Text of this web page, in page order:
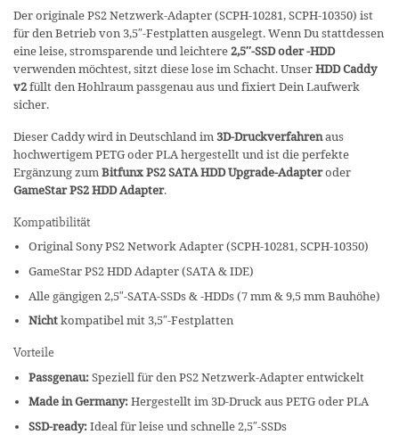
Der originale PS2 Netzwerk-Adapter (SCPH-10281, SCPH-10350) ist
für den Betrieb von 3,5″-Festplatten ausgelegt. Wenn Du stattdessen
eine leise, stromsparende und leichtere2,5″-SSD oder -HDD
verwenden möchtest, sitzt diese lose im Schacht. UnserHDD Caddy
v2füllt den Hohlraum passgenau aus und fixiert Dein Laufwerk
sicher.
Dieser Caddy wird in Deutschland im 3D-Druckverfahrenaus
hochwertigem PETG oder PLA hergestellt und ist die perfekte
Ergänzung zum Bitfunx PS2 SATA HDD Upgrade-Adapteroder
GameStar PS2 HDD Adapter.
Kompatibilität
Original Sony PS2 Network Adapter (SCPH-10281, SCPH-10350)
GameStar PS2 HDD Adapter (SATA & IDE)
Alle gängigen 2,5″-SATA-SSDs & -HDDs (7 mm & 9,5 mm Bauhöhe)
Nichtkompatibel mit 3,5″-Festplatten
Vorteile
Passgenau:Speziell für den PS2 Netzwerk-Adapter entwickelt
Made in Germany:Hergestellt im 3D-Druck aus PETG oder PLA
SSD-ready:Ideal für leise und schnelle 2,5″-SSDs